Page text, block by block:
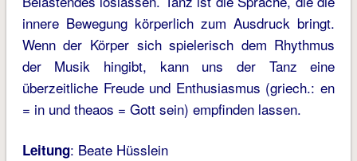
innere Bewegung körperlich zum Ausdruck bringt.
Wenn der Körper sich spielerisch dem Rhythmus
der Musik hingibt, kann uns der Tanz eine
überzeitliche Freude und Enthusiasmus (griech.: en
= in und theaos = Gott sein) empfinden lassen.
Leitung: Beate Hüsslein